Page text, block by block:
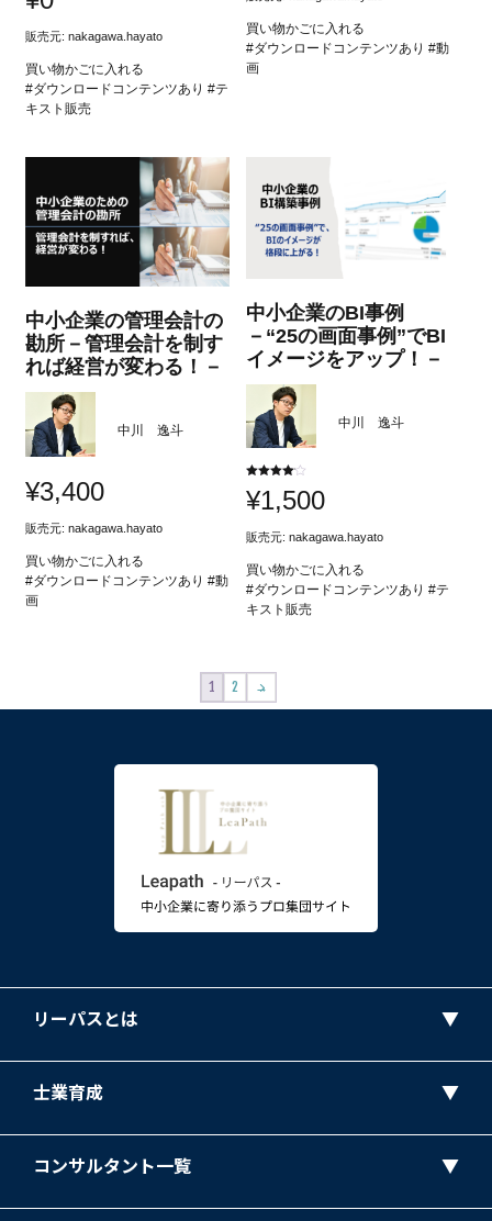
の評価
販売元: nakagawa.hayato
買い物かごに入れる
#ダウンロードコンテンツあり #テ
キスト販売
買い物かごに入れる
#ダウンロードコンテンツあり #動
画
中小企業の管理会計の
勘所－管理会計を制す
れば経営が変わる！－
中川 逸斗
¥3,400
販売元: nakagawa.hayato
買い物かごに入れる
#ダウンロードコンテンツあり #動
画
中小企業のBI事例
－“25の画面事例”でBI
イメージをアップ！－
中川 逸斗
4.00
の評価
¥1,500
販売元:nakagawa.hayato
買い物かごに入れる
#ダウンロードコンテンツあり #テ
キスト販売
1 2 →
リーパスとは
士業育成
コンサルタント一覧